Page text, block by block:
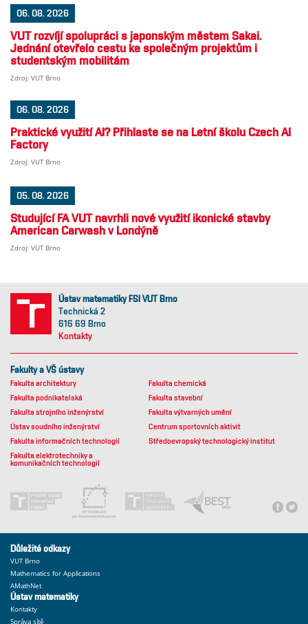
06. 08. 2026
VUT rozvíjí spolupráci s japonským městem Sakai.
Jednání otevřelo cestu ke společným projektům i
studentským mobilitám
Zdroj: VUT Brno
06. 08. 2026
Praktické využití AI? Přihlaste se na Letní školu Czech AI
Factory
Zdroj: VUT Brno
05. 08. 2026
Studující FA VUT navrhli nové využití ikonické stavby
American Carwash v Londýně
Zdroj: VUT Brno
Ústav matematiky FSI VUT Brno
Technická 2
616 69 Brno
Kontakty
Fakulty a VŠ ústavy
Fakulta architektury
Fakulta chemická
Fakulta podnikatelská
Fakulta stavební
Fakulta strojního inženýrství
Fakulta výtvarných umění
Ústav soudního inženýrství
Centrum sportovních aktivit
Fakulta informačních technologií
Středoevropský technologický institut
Fakulta elektrotechniky a
komunikačních technologií
Důležité odkazy
VUT Brno
Mathematics for Applications
AMathNet
Ústav matematiky
Kontakty
Správa sítě